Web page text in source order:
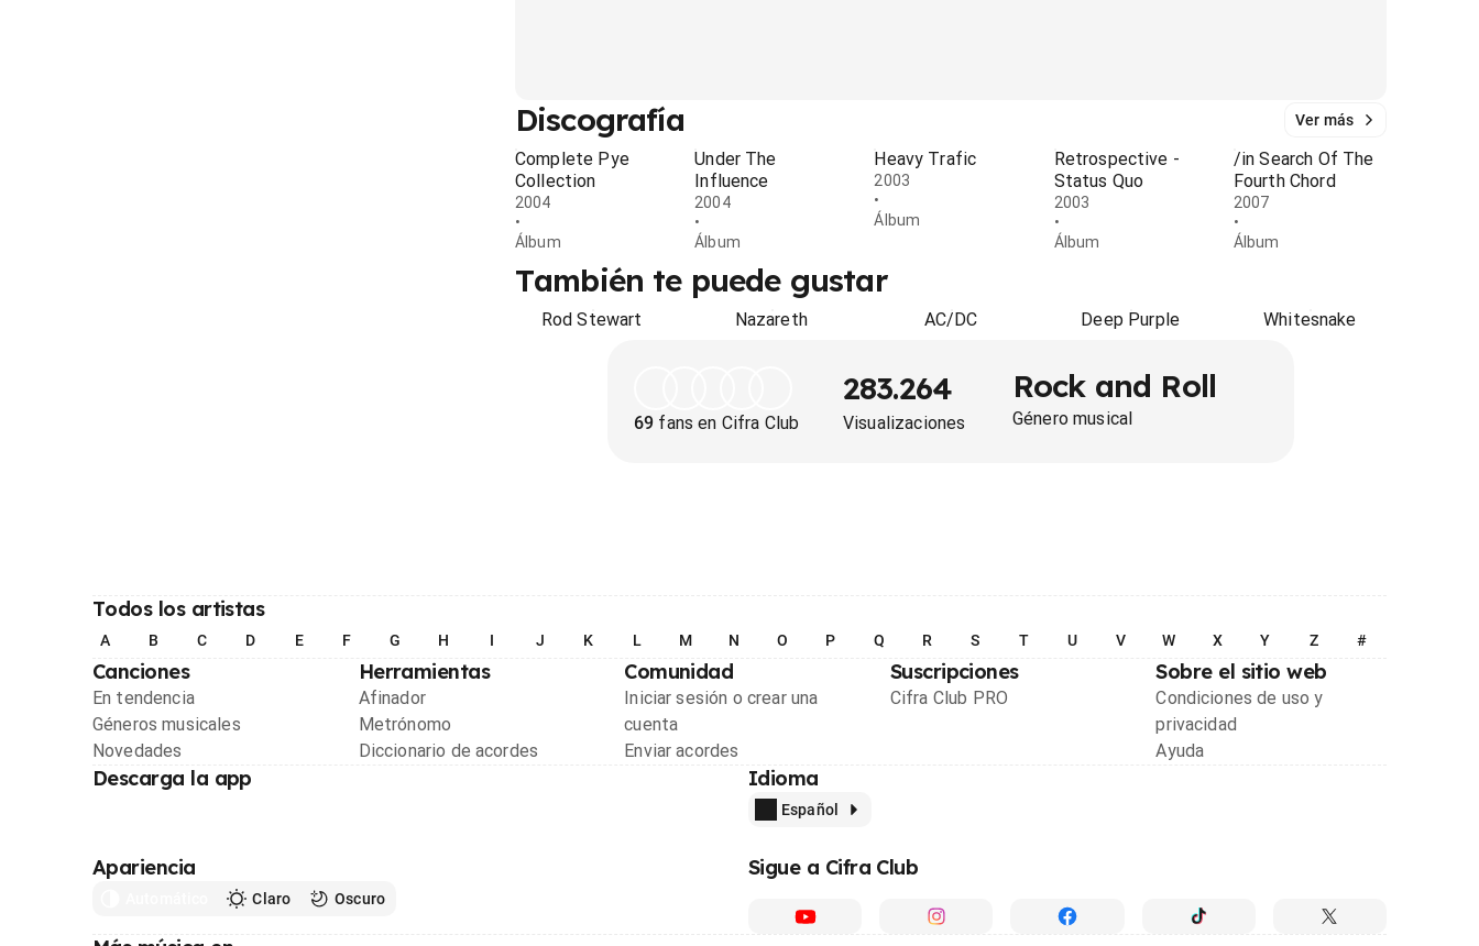
Discografía Ver más
Complete Pye
Collection
2004
•
Álbum
Under The
Influence
2004
•
Álbum
Heavy Trafic
2003
•
Álbum
Retrospective -
Status Quo
2003
•
Álbum
/in Search Of The
Fourth Chord
2007
•
Álbum
También te puede gustar
Rod Stewart Nazareth AC/DC Deep Purple Whitesnake
69 fans en Cifra Club
283.264
Visualizaciones
Rock and Roll
Género musical
Todos los artistas
A B C D E F G H I J K L M N O P Q R S T U V W X Y Z #
Canciones
En tendencia
Géneros musicales
Novedades
Herramientas
Afinador
Metrónomo
Diccionario de acordes
Comunidad
Iniciar sesión o crear una
cuenta
Enviar acordes
Suscripciones
Cifra Club PRO
Sobre el sitio web
Condiciones de uso y
privacidad
Ayuda
Descarga la app Idioma
Español
Apariencia
Claro Oscuro
Sigue a Cifra Club